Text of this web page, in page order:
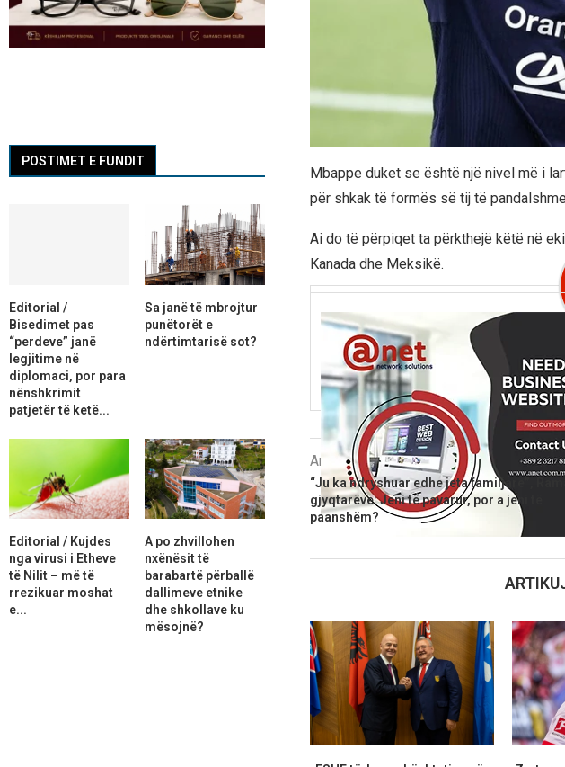
Mbappe duket se është një nivel më i
për shkak të formës së tij të
Ai do të përpiqet ta përkthejë këtë në
Kanada dhe Meksikë.
Artikulli i mëparshëm
“Ju ka ndryshuar edhe jeta familjare”,
gjyqtarëve: Jeni të pavarur, por a jeni të
paanshëm?
POSTIMET E FUNDIT
Editorial /
Bisedimet pas
“perdeve” janë
legjitime në
diplomaci, por para
nënshkrimit
patjetër të ketë...
Sa janë të mbrojtur
punëtorët e
ndërtimtarisë sot?
Editorial / Kujdes
nga virusi i Etheve
të Nilit – më të
rrezikuar moshat
e...
A po zhvillohen
nxënësit të
barabartë përballë
dallimeve etnike
dhe shkollave ku
mësojnë?